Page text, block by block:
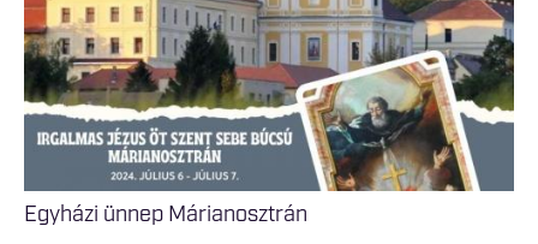
Egyházi ünnep Márianosztrán